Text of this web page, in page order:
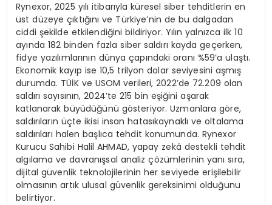
Rynexor, 2025 yılı itibarıyla küresel siber tehditlerin en
üst düzeyeçıktığınıve Türkiye’nin de bu dalgadan
ciddi şekilde etkilendiğini bildiriyor. Yılın yalnızca ilk 10
ayında 182 binden fazla siber saldırı kayda geçerken,
fidye yazılımlarının dünyaçapındaki oranı %59’a ulaştı.
Ekonomik kayıp ise 10,5 trilyon dolarseviyesini aşmış
durumda. TÜİK ve USOM verileri, 2022’de 72.209 olan
saldırısayısının, 2024’te215 bin eşiğini aşarak
katlanarak büyüdüğünü gösteriyor. Uzmanlara göre,
saldırıların üçte ikisi insan hatasıkaynaklıve oltalama
saldırıları halen başlıca tehdit konumunda. Rynexor
Kurucu Sahibi Halil AHMAD, yapay zekâ destekli tehdit
algılama vedavranışsal analiz çözümlerinin yanısıra,
dijital güvenlik teknolojilerininher seviyede erişilebilir
olmasının artık ulusal güvenlikgereksinimi olduğunu
belirtiyor.